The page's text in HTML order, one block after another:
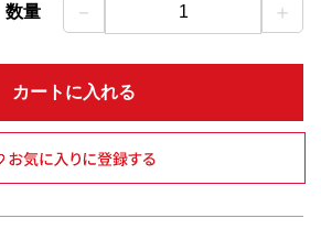
数量 － 1 ＋
カートに入れる